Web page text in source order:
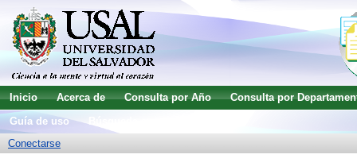
Inicio Acerca de Consulta por Año
Consulta por
Guía de uso
Conectarse